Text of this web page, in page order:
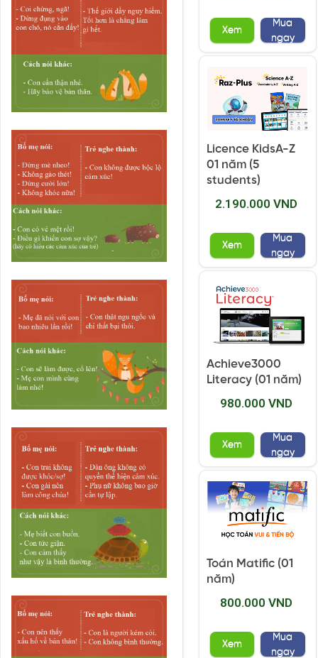
Xem
Mua
ngay
Licence KidsA-Z
01 năm (5
students)
2.190.000 VND
Xem
Mua
ngay
Achieve3000
Literacy (01 năm)
980.000 VND
Xem
Mua
ngay
Toán Matific (01
năm)
800.000 VND
Xem
Mua
ngay